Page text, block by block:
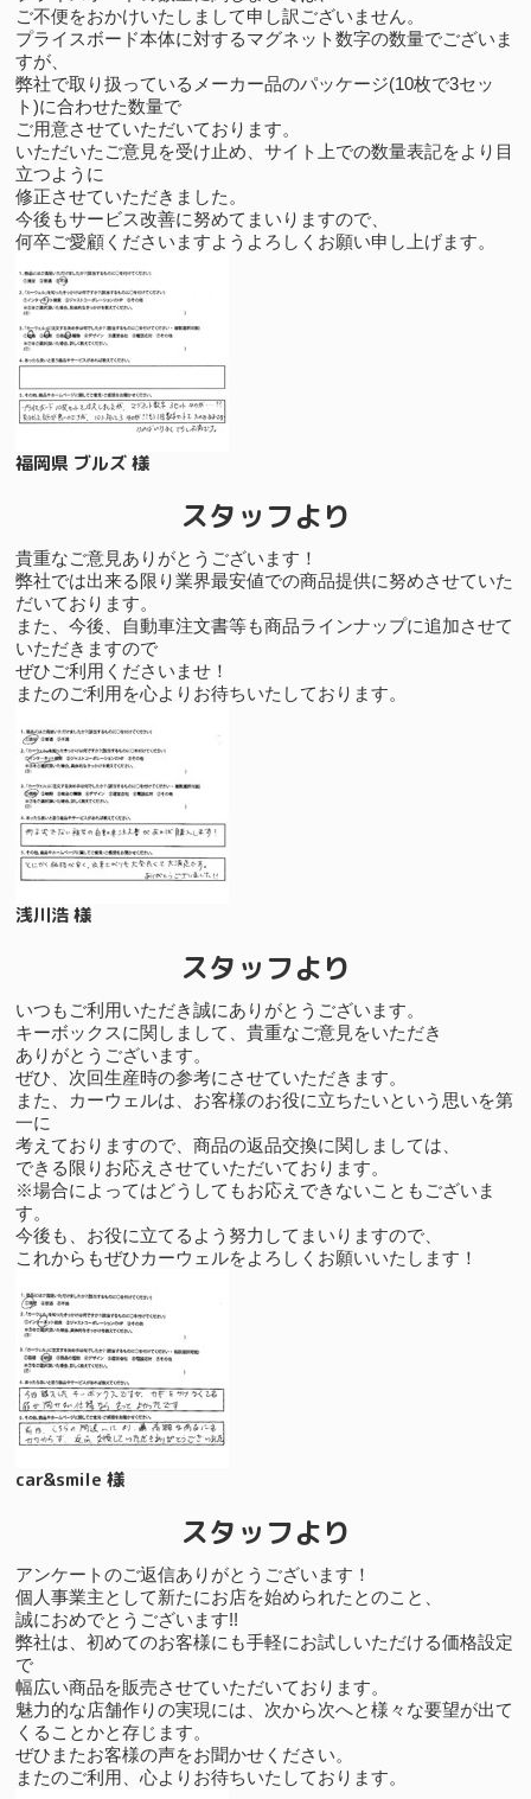
ご不便をおかけいたしまして申し訳ございません。
プライスボード本体に対するマグネット数字の数量でございま
すが、
弊社で取り扱っているメーカー品のパッケージ(10枚で3セッ
ト)に合わせた数量で
ご用意させていただいております。
いただいたご意見を受け止め、サイト上での数量表記をより目
立つように
修正させていただきました。
今後もサービス改善に努めてまいりますので、
何卒ご愛顧くださいますようよろしくお願い申し上げます。
福岡県 ブルズ 様
スタッフより
貴重なご意見ありがとうございます！
弊社では出来る限り業界最安値での商品提供に努めさせていた
だいております。
また、今後、自動車注文書等も商品ラインナップに追加させて
いただきますので
ぜひご利用くださいませ！
またのご利用を心よりお待ちいたしております。
浅川浩 様
スタッフより
いつもご利用いただき誠にありがとうございます。
キーボックスに関しまして、貴重なご意見をいただき
ありがとうございます。
ぜひ、次回生産時の参考にさせていただきます。
また、カーウェルは、お客様のお役に立ちたいという思いを第
一に
考えておりますので、商品の返品交換に関しましては、
できる限りお応えさせていただいております。
※場合によってはどうしてもお応えできないこともございま
す。
今後も、お役に立てるよう努力してまいりますので、
これからもぜひカーウェルをよろしくお願いいたします！
car&smile 様
スタッフより
アンケートのご返信ありがとうございます！
個人事業主として新たにお店を始められたとのこと、
誠におめでとうございます!!
弊社は、初めてのお客様にも手軽にお試しいただける価格設定
で
幅広い商品を販売させていただいております。
魅力的な店舗作りの実現には、次から次へと様々な要望が出て
くることかと存じます。
ぜひまたお客様の声をお聞かせください。
またのご利用、心よりお待ちいたしております。